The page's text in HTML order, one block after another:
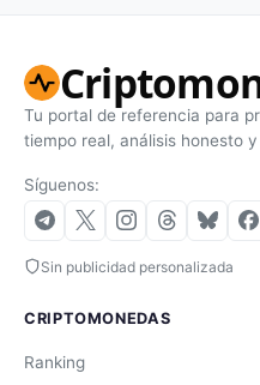
Tu portal de referencia para
tiempo real, análisis honesto
Síguenos:
Sin publicidad personalizada
CRIPTOMONEDAS
Ranking